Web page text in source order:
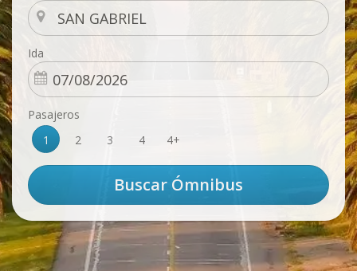
Ida
Pasajeros
1
2 3 4 4+